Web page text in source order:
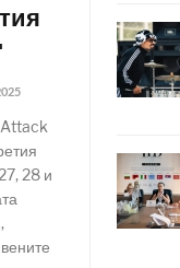
Attack
28 и